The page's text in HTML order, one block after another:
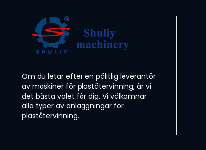
Om du letar efter en pålitlig leverantör
av maskiner för plaståtervinning, är vi
det bästa valet för dig. Vi välkomnar
alla typer av anläggningar för
plaståtervinning.